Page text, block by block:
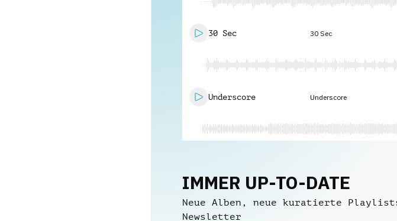
30 Sec 30 Sec
Underscore Underscore
IMMER UP-TO-DATE
Neue Alben, neue kuratierte
Newsletter